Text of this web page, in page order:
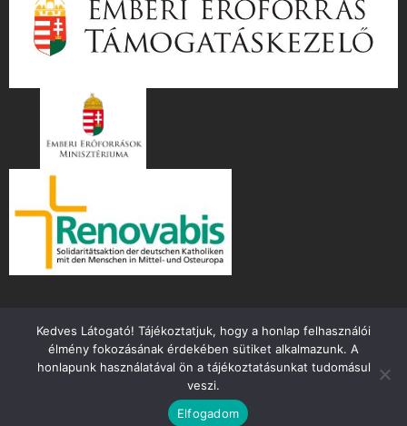
Copyright ©2026 mente.hu
Kedves Látogató! Tájékoztatjuk, hogy a honlap felhasználói
élmény fokozásának érdekében sütiket alkalmazunk. A
honlapunk használatával ön a tájékoztatásunkat tudomásul
veszi.
Elfogadom